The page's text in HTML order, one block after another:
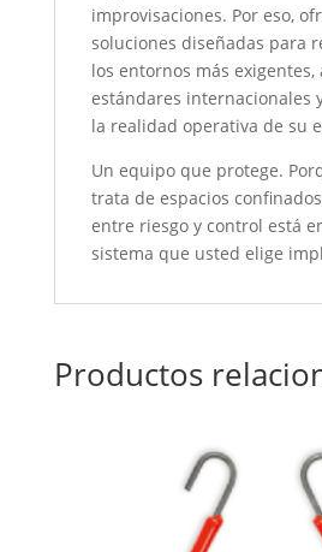
improvisaciones. Por eso,
soluciones diseñadas para
los entornos más exigentes,
estándares internacionales
la realidad operativa de su
Un equipo que protege.
trata de espacios
entre riesgo y control está
sistema que usted elige
Productos